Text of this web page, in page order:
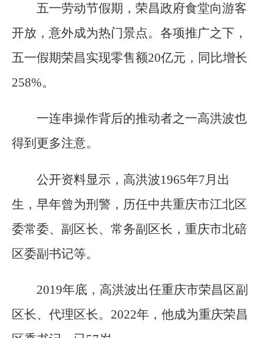
五一劳动节假期，荣昌政府食堂向游客
开放，意外成为热门景点。各项推广之下，
五一假期荣昌实现零售额20亿元，同比增长
258%。
一连串操作背后的推动者之一高洪波也
得到更多注意。
公开资料显示，高洪波1965年7月出
生，早年曾为刑警，历任中共重庆市江北区
委常委、副区长、常务副区长，重庆市北碚
区委副书记等。
2019年底，高洪波出任重庆市荣昌区副
区长、代理区长。2022年，他成为重庆荣昌